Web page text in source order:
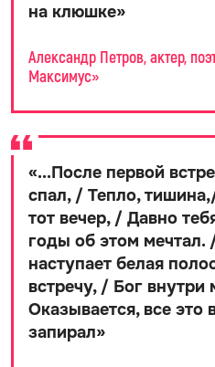
на клюшке»
Александр Петров, актер,
Максимус»
«...После первой
спал, / Тепло,
тот вечер, / Давно
годы об этом мечтал.
наступает белая
встречу, / Бог внутри
Оказывается, все это
запирал»